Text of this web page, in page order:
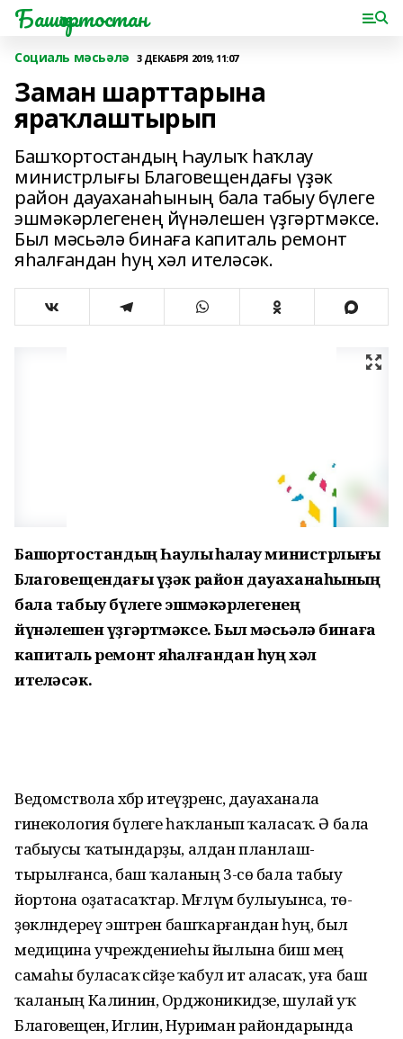
Башҡортостан
Социаль мәсьәлә 3 ДЕКАБРЯ 2019, 11:07
Заман шарттарына
яраҡлаштырып
Башҡортостандың Һаулыҡ һаҡлау
министрлығы Благовещендағы үҙәк
район дауаханаһының бала табыу бүлеге
эшмәкәрлегенең йүнәлешен үҙгәртмәксе.
Был мәсьәлә бинаға капиталь ремонт
яһалғандан һуң хәл ителәсәк.
Башҡортостандың Һаулыҡ һаҡлау министрлығы
Благовещендағы үҙәк район дауаханаһының
бала табыу бүлеге эшмәкәрлегенең
йүнәлешен үҙгәртмәксе. Был мәсьәлә бинаға
капиталь ремонт яһалғандан һуң хәл
ителәсәк.
Ведомствола хәбәр итеүҙә­ренсә, дауаханала
гинекология бүлеге һаҡланып ҡаласаҡ. Ә бала
табыусы ҡатындарҙы, алдан план­лаш­
тырылғанса, баш ҡаланың 3-сө бала табыу
йортона оҙата­саҡ­тар. Мәғлүм булыуынса, тө­
ҙөклән­дереү эштәрен башҡар­ғандан һуң, был
медицина учреж­дениеһы йылына биш мең
самаһы буласаҡ әсәйҙе ҡабул итә аласаҡ, уға баш
ҡаланың Калинин, Орджоникидзе, шулай уҡ
Благовещен, Иглин, Нуриман райондарында